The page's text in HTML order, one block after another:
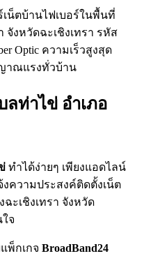
น็ตบ้านไฟเบอร์ในพื้นที่
จังหวัดฉะเชิงเทรา รหัส
Optic ความเร็วสูงสุด
ญาณแรงทั่วบ้าน
ลท่าไข่ อำเภอ
ทำได้ง่ายๆ เพียงแอดไลน์
งความประสงค์ติดตั้งเน็ต
ะเชิงเทรา จังหวัด
จ
พ็กเกจ BroadBand24